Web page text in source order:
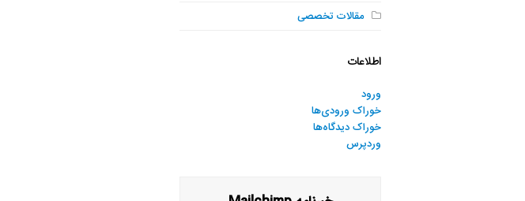
مقالات تخصصی
اطلاعات
ورود
خوراک ورودی‌ها
خوراک دیدگاه‌ها
وردپرس